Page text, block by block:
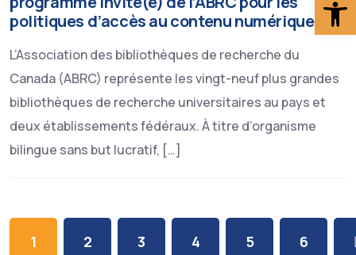
politiques d’accès au contenu numérique
L’Association des bibliothèques de recherche du
Canada (ABRC) représente les vingt-neuf plus grandes
bibliothèques de recherche universitaires au pays et
deux établissements fédéraux. À titre d’organisme
bilingue sans but lucratif, […]
1 2 3 4 5 6